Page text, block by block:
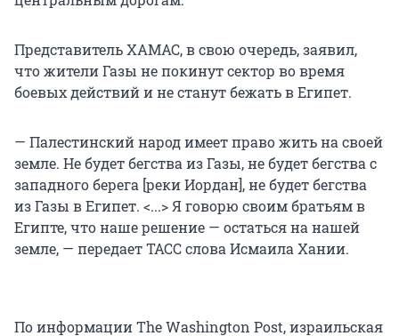
Представитель ХАМАС, в свою очередь, заявил,
что жители Газы не покинут сектор во время
боевых действий и не станут бежать в Египет.
— Палестинский народ имеет право жить на своей
земле. Не будет бегства из Газы, не будет бегства с
западного берега [реки Иордан], не будет бегства
из Газы в Египет. <...> Я говорю своим братьям в
Египте, что наше решение — остаться на нашей
земле, — передает ТАСС слова Исмаила Хании.
По информации The Washington Post, израильская